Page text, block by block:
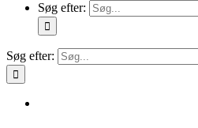
Søg efter:
Søg efter: